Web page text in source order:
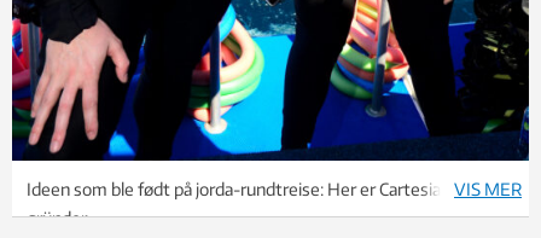
Ideen som ble født på jorda-rundtreise: Her er Cartesian-
gründer
VIS MER